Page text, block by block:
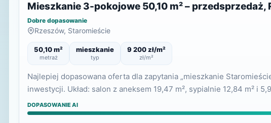
Mieszkanie 3-pokojowe 50,10 m² –
Dobre dopasowanie
Rzeszów, Staromieście
50,10 m²
metraż
mieszkanie
typ
9 200 zł/m²
zł/m²
Najlepiej dopasowana oferta dla zapytania „mieszkanie
inwestycji. Układ: salon z aneksem 19,47 m², sypialnie 12,84 m² i
DOPASOWANIE AI